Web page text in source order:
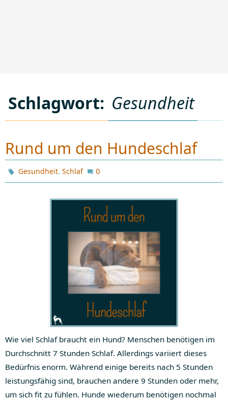
Schlagwort: Gesundheit
Rund um den Hundeschlaf
Gesundheit,Schlaf 0
Wie viel Schlaf braucht ein Hund? Menschen benötigen im
Durchschnitt 7 Stunden Schlaf. Allerdings variiert dieses
Bedürfnis enorm. Während einige bereits nach 5 Stunden
leistungsfähig sind, brauchen andere 9 Stunden oder mehr,
um sich fit zu fühlen. Hunde wiederum benötigen nochmal